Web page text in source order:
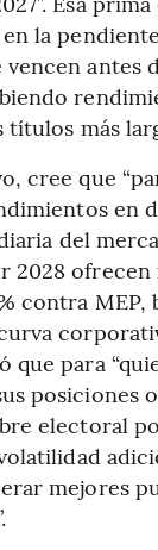
en la
vencen antes
títulos más
cree que
en
del
2028
contra MEP,
que para
posiciones
electoral
mejores